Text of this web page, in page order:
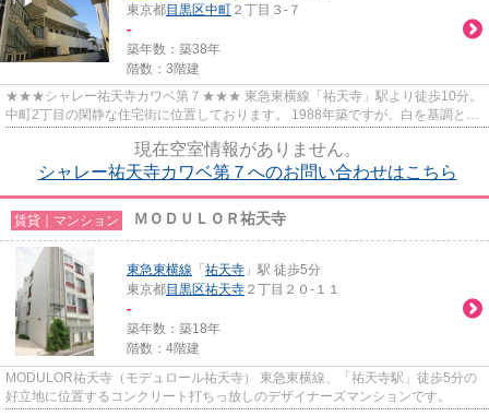
東京都目黒区中町 ２丁目３-７
-
築年数：築38年
階数：3階建
★★★シャレー祐天寺カワベ第７★★★ 東急東横線「祐天寺」駅より徒歩10分。
中町2丁目の閑静な住宅街に位置しております。 1988年築ですが、白を基調とし
現在空室情報がありません。
シャレー祐天寺カワベ第７へのお問い合わせはこちら
賃貸｜マンション ＭＯＤＵＬＯＲ祐天寺
東急東横線 「 祐天寺 」駅 徒歩5分
東京都目黒区祐天寺 ２丁目２０-１１
-
築年数：築18年
階数：4階建
MODULOR祐天寺（モデュロール祐天寺） 東急東横線、「祐天寺駅」徒歩5分の
好立地に位置するコンクリート打ちっ放しのデザイナーズマンションです。